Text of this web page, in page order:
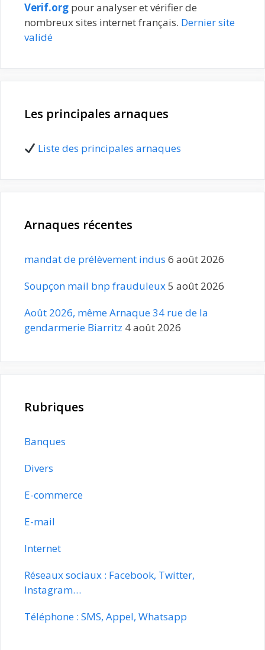
Verif.org pour analyser et vérifier de
nombreux sites internet français. Dernier site
validé
Les principales arnaques
Liste des principales arnaques
Arnaques récentes
mandat de prélèvement indus 6 août 2026
Soupçon mail bnp frauduleux5 août 2026
Août 2026, même Arnaque 34 rue de la
gendarmerie Biarritz 4 août 2026
Rubriques
Banques
Divers
E-commerce
E-mail
Internet
Réseaux sociaux : Facebook, Twitter,
Instagram…
Téléphone : SMS, Appel, Whatsapp